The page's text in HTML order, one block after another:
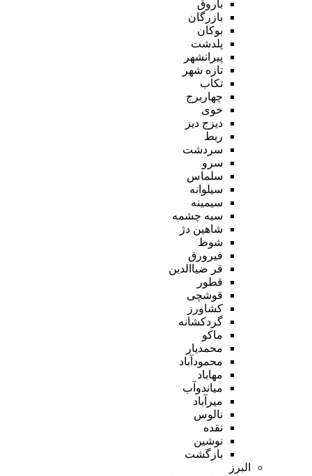
باروق
بازرگان
بوکان
پلدشت
پیرانشهر
تازه شهر
تکاب
چهاربرج
خوی
دیزج دیز
ربط
سردشت
سرو
سلماس
سیلوانه
سیمینه
سیه چشمه
شاهین دژ
شوط
فیرورق
قر ضیاالدین
قطور
قوشچی
کشاورز
گردکشانه
ماکو
محمدیار
محمودآباد
مهاباد
میاندوآب
میرآباد
نالوس
نقده
نوشین
بازگشت
البرز